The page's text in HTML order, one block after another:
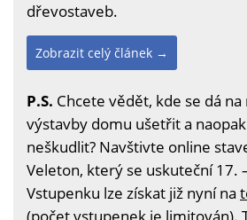
dřevostaveb.
Zobrazit celý článek →
P.S. Chcete vědět, kde se dá
výstavby domu ušetřit a
neškudlit? Navštivte online
Veleton, který se uskuteční 17.
Vstupenku lze získat již nyní na